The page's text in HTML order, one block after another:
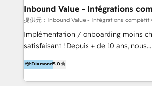
90分程度） -現状課題の抽出、現実的な
件整理、必要十分なHubSpot製品の組合
見積り提示・ご承認、スケジュール決定
キックオフ -マーケティング戦略策定（
戦略・戦術の設計（KPI） -全体導線遷移
らはじめるBtoB営業DX BtoB営業もここ
化できる! 」を出版いたしました。 HubSpotの導入／
活用支援以外にも、下記のようなサービ
ます。 - ABMターゲット定義 / リスト作成 - カスタマ
着 - WEB / LP / BtoB-EC制作 - WEB広
他)運用 - 記事コンテンツ / 動画制作 - イ
Inbound Value - Intégrations
提供元：Inbound Value - Intégrations
Implémentation / onboarding moins
satisfaisant ! Depuis + de 10 ans, nous
accompagnons des entreprises dans
l’automatisation de leur croissance
HubSpot avec une approche compétitive.
Diamond5.0